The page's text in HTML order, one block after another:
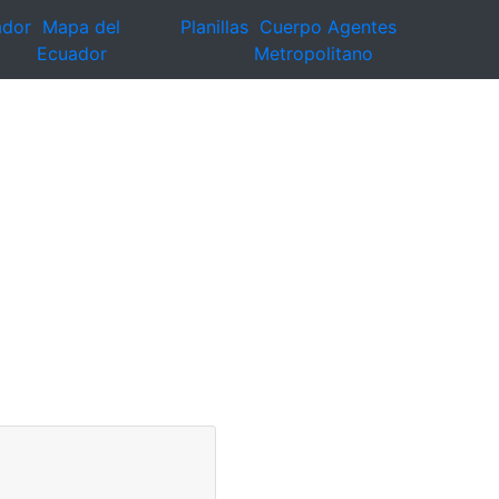
Mapa del
Ecuador
Planillas Cuerpo Agentes
Metropolitano